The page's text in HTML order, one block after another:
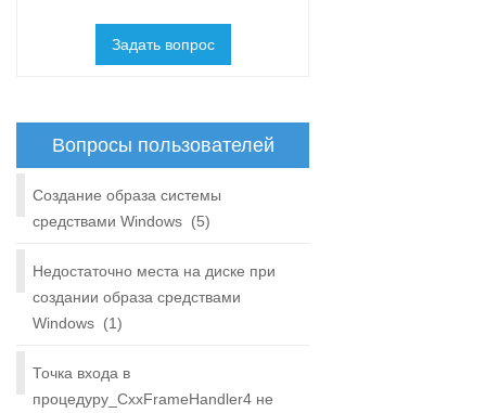
Задать вопрос
Вопросы пользователей
Создание образа системы
средствами Windows (5)
Недостаточно места на диске при
создании образа средствами
Windows (1)
Точка входа в
процедуру_CxxFrameHandler4 не